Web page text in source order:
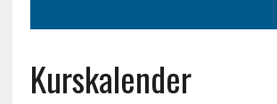
Kurskalender